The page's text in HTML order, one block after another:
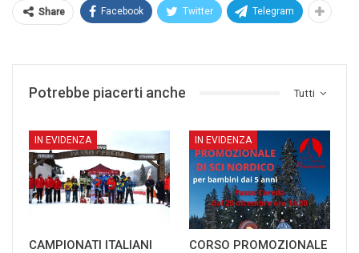
Share Facebook Twitter Telegram
Tutti
Potrebbe piacerti anche
IN EVIDENZA
CAMPIONATI ITALIANI
IN EVIDENZA
CORSO PROMOZIONALE